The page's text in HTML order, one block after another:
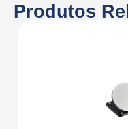
Produtos